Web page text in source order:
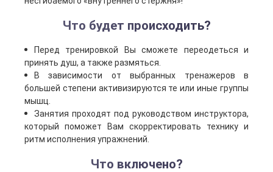
Что будет происходить?
Перед тренировкой Вы сможете переодеться и
принять душ, а также размяться.
В зависимости от выбранных тренажеров в
большей степени активизируются те или иные группы
мышц.
Занятия проходят под руководством инструктора,
который поможет Вам скорректировать технику и
ритм исполнения упражнений.
Что включено?